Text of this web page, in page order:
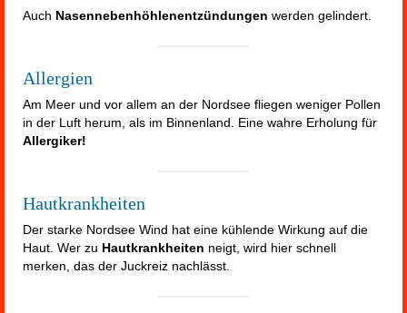
Auch Nasennebenhöhlenentzündungen werden gelindert.
Allergien
Am Meer und vor allem an der Nordsee fliegen weniger Pollen
in der Luft herum, als im Binnenland. Eine wahre Erholung für
Allergiker!
Hautkrankheiten
Der starke Nordsee Wind hat eine kühlende Wirkung auf die
Haut. Wer zu Hautkrankheiten neigt, wird hier schnell
merken, das der Juckreiz nachlässt.